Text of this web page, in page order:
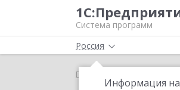
Система программ
Россия
Информация на
Главная